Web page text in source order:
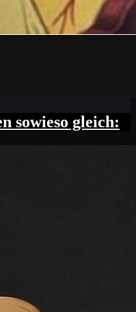
sowieso gleich: